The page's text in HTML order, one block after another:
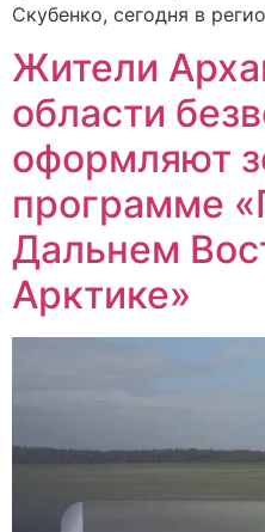
Скубенко, сегодня в
Жители
области
оформляют
программе
Дальнем
Арктике»